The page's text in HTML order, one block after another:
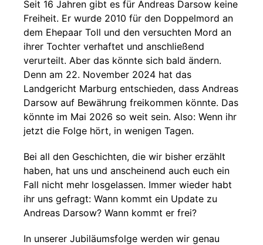
Seit 16 Jahren gibt es für Andreas Darsow keine
Freiheit. Er wurde 2010 für den Doppelmord an
dem Ehepaar Toll und den versuchten Mord an
ihrer Tochter verhaftet und anschließend
verurteilt. Aber das könnte sich bald ändern.
Denn am 22. November 2024 hat das
Landgericht Marburg entschieden, dass Andreas
Darsow auf Bewährung freikommen könnte. Das
könnte im Mai 2026 so weit sein. Also: Wenn ihr
jetzt die Folge hört, in wenigen Tagen.
Bei all den Geschichten, die wir bisher erzählt
haben, hat uns und anscheinend auch euch ein
Fall nicht mehr losgelassen. Immer wieder habt
ihr uns gefragt: Wann kommt ein Update zu
Andreas Darsow? Wann kommt er frei?
In unserer Jubiläumsfolge werden wir genau